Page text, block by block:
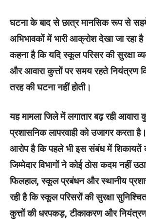
घटना के बाद से छात्र मानसिक रूप से
अभिभावकों में भारी आक्रोश देखा जा रहा
कहना है कि यदि स्कूल परिसर की सुरक्षा
और आवारा कुत्तों पर समय रहते नियंत्रण
तरह की घटना नहीं होती।
यह मामला जिले में लगातार बढ़ रही आवारा
प्रशासनिक लापरवाही को उजागर करता
आरोप है कि पहले भी इस संबंध में शिकायतें
जिम्मेदार विभागों ने कोई ठोस कदम नहीं
फिलहाल, स्कूल प्रबंधन और स्थानीय
रही है कि स्कूल परिसरों की सुरक्षा
कुत्तों की धरपकड़, टीकाकरण और नियंत्रण